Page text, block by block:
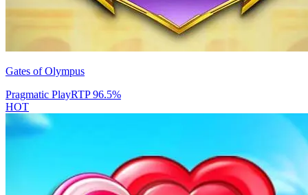
Gates of Olympus
Pragmatic PlayRTP96.5%
HOT